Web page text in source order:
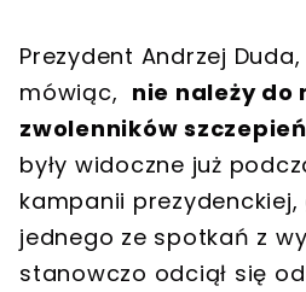
Prezydent Andrzej
mówiąc, nie należy do
zwolenników szczepień
były widoczne już
kampanii
jednego ze spotkań z
stanowczo odciął się